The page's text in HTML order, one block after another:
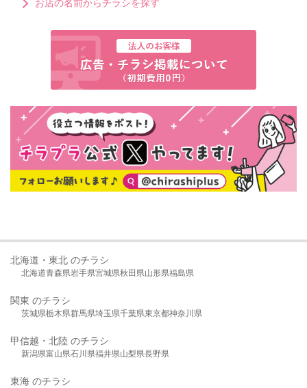
北海道・東北 のチラシ
北海道青森県岩手県宮城県秋田県山形県福島県
関東 のチラシ
茨城県栃木県群馬県埼玉県千葉県東京都神奈川県
甲信越・北陸 のチラシ
新潟県富山県石川県福井県山梨県長野県
東海 のチラシ